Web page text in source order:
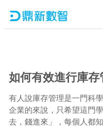
如何有效進行庫存
有人說庫存管理是一門科
企業的來說，只希望這門
去，錢進來」，每個人都